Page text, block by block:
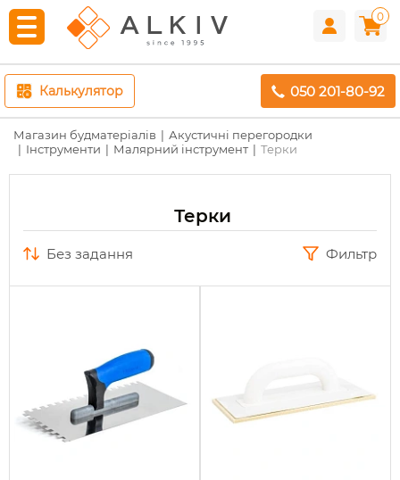
0
Калькулятор 050 201-80-92
Магазин будматеріалів
Акустичні перегородки
Інструменти
Малярний інструмент Терки
Терки
без задання Фильтр